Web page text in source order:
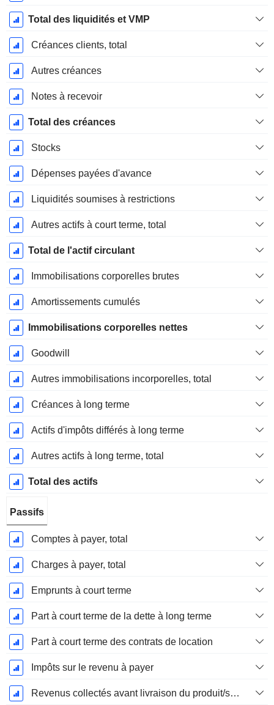
Total des liquidités et VMP
Créances clients, total
Autres créances
Notes à recevoir
Total des créances
Stocks
Dépenses payées d'avance
Liquidités soumises à restrictions
Autres actifs à court terme, total
Total de l'actif circulant
Immobilisations corporelles brutes
Amortissements cumulés
Immobilisations corporelles nettes
Goodwill
Autres immobilisations incorporelles, total
Créances à long terme
Actifs d'impôts différés à long terme
Autres actifs à long terme, total
Total des actifs
Passifs
Comptes à payer, total
Charges à payer, total
Emprunts à court terme
Part à court terme de la dette à long terme
Part à court terme des contrats de location
Impôts sur le revenu à payer
Revenus collectés avant livraison du produit/service